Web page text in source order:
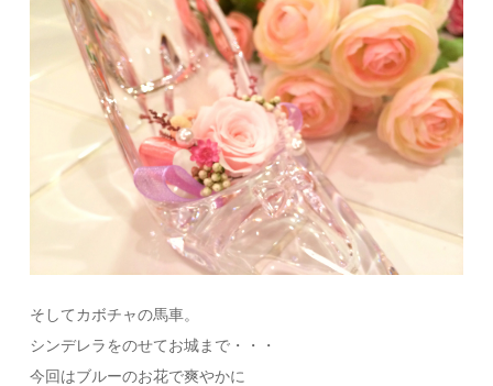
そしてカボチャの馬車。
シンデレラをのせてお城まで・・・
今回はブルーのお花で爽やかに